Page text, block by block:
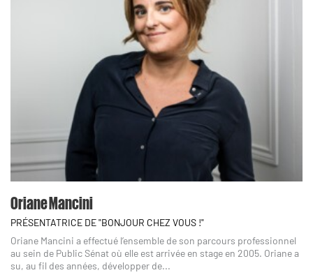
Oriane Mancini
PRÉSENTATRICE DE "BONJOUR CHEZ VOUS !"
Oriane Mancini a effectué l’ensemble de son parcours professionnel
au sein de Public Sénat où elle est arrivée en stage en 2005. Oriane a
su, au fil des années, développer de...